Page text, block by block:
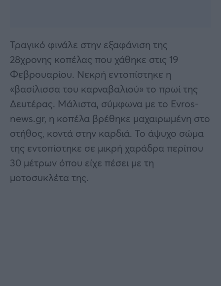
Τραγικό φινάλε στην εξαφάνιση της
28χρονης κοπέλας που χάθηκε στις 19
Φεβρουαρίου. Νεκρή εντοπίστηκε η
«βασίλισσα του καρναβαλιού» το πρωί της
Δευτέρας. Μάλιστα, σύμφωνα με το Evros-
news.gr, η κοπέλα βρέθηκε μαχαιρωμένη στο
στήθος, κοντά στην καρδιά. Το άψυχο σώμα
της εντοπίστηκε σε μικρή χαράδρα περίπου
30 μέτρων όπου είχε πέσει με τη
μοτοσυκλέτα της.